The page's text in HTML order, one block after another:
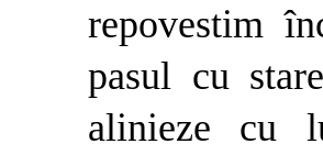
repovestim
pasul cu
alinieze cu